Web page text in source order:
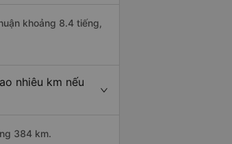
khoảng 8.4 tiếng,
nhiêu km nếu
384 km.